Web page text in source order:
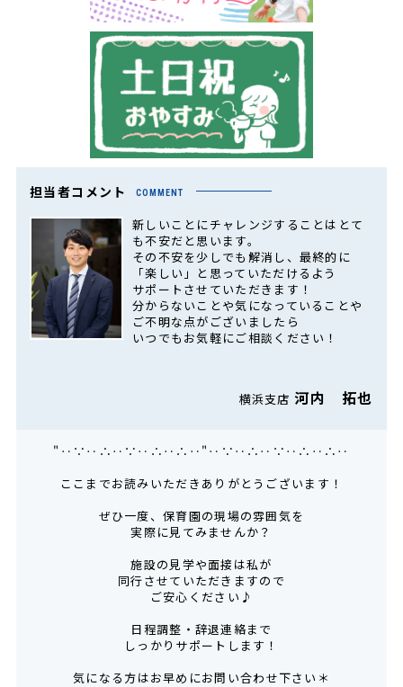
担当者コメント COMMENT
新しいことにチャレンジすることはとて
も不安だと思います。
その不安を少しでも解消し、最終的に
「楽しい」と思っていただけるよう
サポートさせていただきます！
分からないことや気になっていることや
ご不明な点がございましたら
いつでもお気軽にご相談ください！
横浜支店河内 拓也
"‥∵‥∴‥∵‥∴‥∴‥"‥∵‥∴‥∵‥∴‥∴‥
ここまでお読みいただきありがとうございます！
ぜひ一度、保育園の現場の雰囲気を
実際に見てみませんか？
施設の見学や面接は私が
同行させていただきますので
ご安心ください♪
日程調整・辞退連絡まで
しっかりサポートします！
気になる方はお早めにお問い合わせ下さい＊